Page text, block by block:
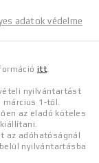
adatok védelme
itt.
nyilvántartást
március 1-től.
az eladó köteles
az adóhatóságnál
nyilvántartásba